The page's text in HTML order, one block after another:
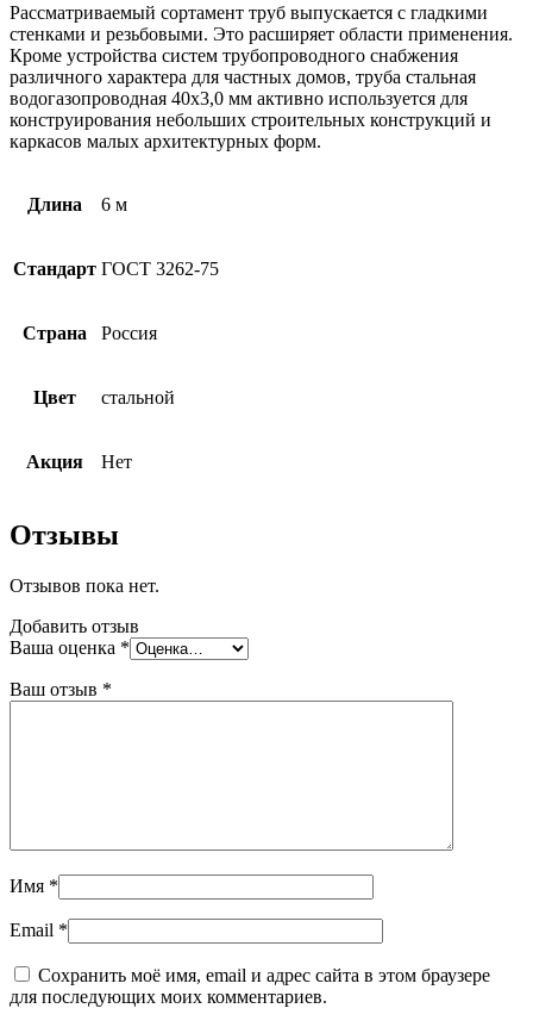
Рассматриваемый сортамент труб выпускается с гладкими
стенками и резьбовыми. Это расширяет области применения.
Кроме устройства систем трубопроводного снабжения
различного характера для частных домов, труба стальная
водогазопроводная 40х3,0 мм активно используется для
конструирования небольших строительных конструкций и
каркасов малых архитектурных форм.
Длина 6 м
Стандарт ГОСТ 3262-75
Страна Россия
Цвет стальной
Акция Нет
Отзывы
Отзывов пока нет.
Добавить отзыв
Ваша оценка *
Ваш отзыв *
Имя *
Email *
Сохранить моё имя, email и адрес сайта в этом браузере
для последующих моих комментариев.